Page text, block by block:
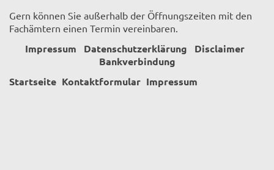
Gern können Sie außerhalb der Öffnungszeiten mit den
Fachämtern einen Termin vereinbaren.
Impressum Datenschutzerklärung
Disclaimer
Bankverbindung
Startseite Kontaktformular Impressum